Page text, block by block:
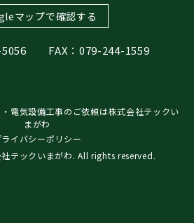
マップで確認する
5056 FAX：079-244-1559
電気設備工事のご依頼は株式会社テックい
まがわ
ライバシーポリシー
テックいまがわ. All rights reserved.